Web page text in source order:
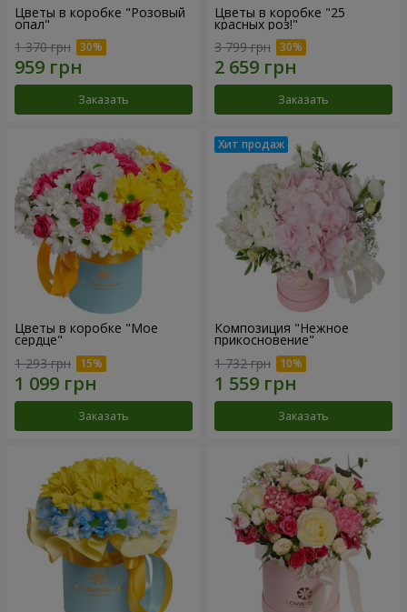
Цветы в коробке "Розовый
опал"
1 370 грн
Заказать
Цветы в коробке "25
красных роз!"
3 799 грн
Заказать
Цветы в коробке "Мое
сердце"
1 293 грн
Заказать
Композиция "Нежное
прикосновение"
1 732 грн
Заказать